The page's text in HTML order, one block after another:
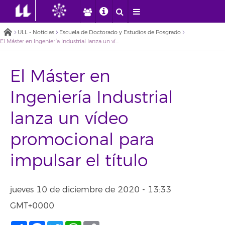
ULL - Noticias
Escuela de Doctorado y Estudios de Posgrado
El Máster en Ingeniería Industrial lanza un vídeo promocional para impulsar el título
El Máster en
Ingeniería Industrial
lanza un vídeo
promocional para
impulsar el título
jueves 10 de diciembre de 2020 - 13:33
GMT+0000